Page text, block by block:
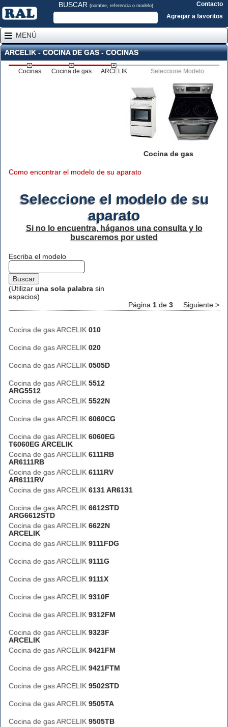
BUSCAR (nombre, referencia o modelo)
Contacto
Agregar a favoritos
MENÚ
ARCELIK - COCINA DE GAS - COCINAS
Cocinas Cocina de gas ARCELIK Seleccione Modelo
Cocina de gas
Como encontrar el modelo de su aparato
Seleccione el modelo de su
aparato
Si no lo encuentra, háganos una consulta y lo
buscaremos por usted
Escriba el modelo
(Utilizar una sola palabra sin
espacios)
Página 1 de 3 Siguiente >
Cocina de gas ARCELIK 010
Cocina de gas ARCELIK 020
Cocina de gas ARCELIK 0505D
Cocina de gas ARCELIK 5512
ARG5512
Cocina de gas ARCELIK 5522N
Cocina de gas ARCELIK 6060CG
Cocina de gas ARCELIK 6060EG
T6060EG ARCELIK
Cocina de gas ARCELIK 6111RB
AR6111RB
Cocina de gas ARCELIK 6111RV
AR6111RV
Cocina de gas ARCELIK 6131 AR6131
Cocina de gas ARCELIK 6612STD
ARG6612STD
Cocina de gas ARCELIK 6622N
ARCELIK
Cocina de gas ARCELIK 9111FDG
Cocina de gas ARCELIK 9111G
Cocina de gas ARCELIK 9111X
Cocina de gas ARCELIK 9310F
Cocina de gas ARCELIK 9312FM
Cocina de gas ARCELIK 9323F
ARCELIK
Cocina de gas ARCELIK 9421FM
Cocina de gas ARCELIK 9421FTM
Cocina de gas ARCELIK 9502STD
Cocina de gas ARCELIK 9505TA
Cocina de gas ARCELIK 9505TB